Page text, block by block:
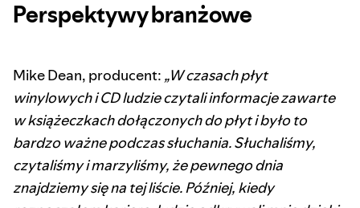
Perspektywy branżowe
Mike Dean, producent: „W czasach płyt
winylowych i CD ludzie czytali informacje zawarte
w książeczkach dołączonych do płyt i było to
bardzo ważne podczas słuchania. Słuchaliśmy,
czytaliśmy i marzyliśmy, że pewnego dnia
znajdziemy się na tej liście. Później, kiedy